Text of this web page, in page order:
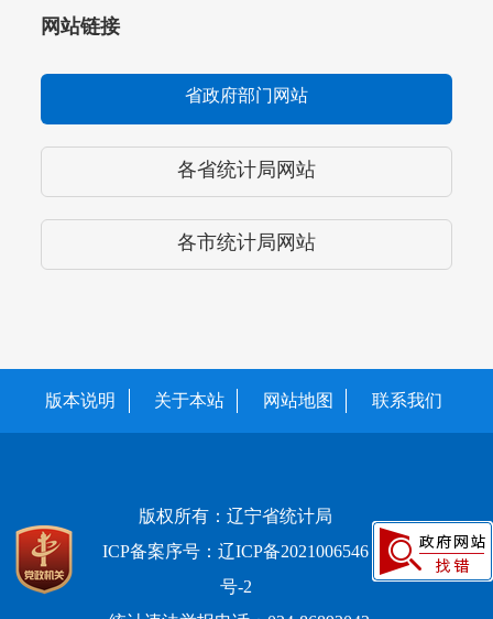
网站链接
省政府部门网站
各省统计局网站
各市统计局网站
版本说明 关于本站 网站地图 联系我们
版权所有：辽宁省统计局
ICP备案序号：辽ICP备2021006546
号-2